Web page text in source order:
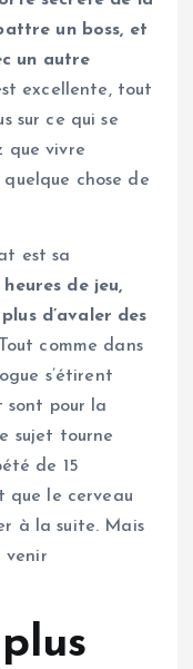
un boss, et
un autre
excellente, tout
sur ce qui se
que vivre
chose de
est sa
de jeu,
d’avaler des
Tout comme dans
s’étirent
sont pour la
sujet tourne
de 15
que le cerveau
à la suite. Mais
venir